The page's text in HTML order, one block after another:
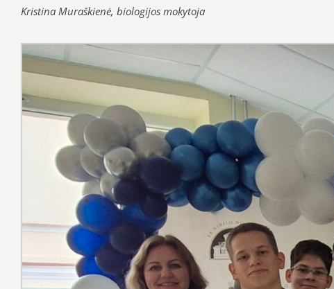
Kristina Muraškienė, biologijos mokytoja